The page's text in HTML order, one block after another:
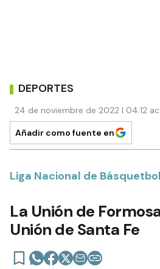
DEPORTES
24 de noviembre de 2022 | 04:12
Añadir como fuente en
Liga Nacional de Básquetbol
La Unión de
Unión de Santa Fe